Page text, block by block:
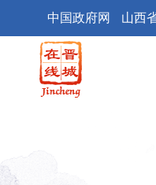
中国政府网 山西